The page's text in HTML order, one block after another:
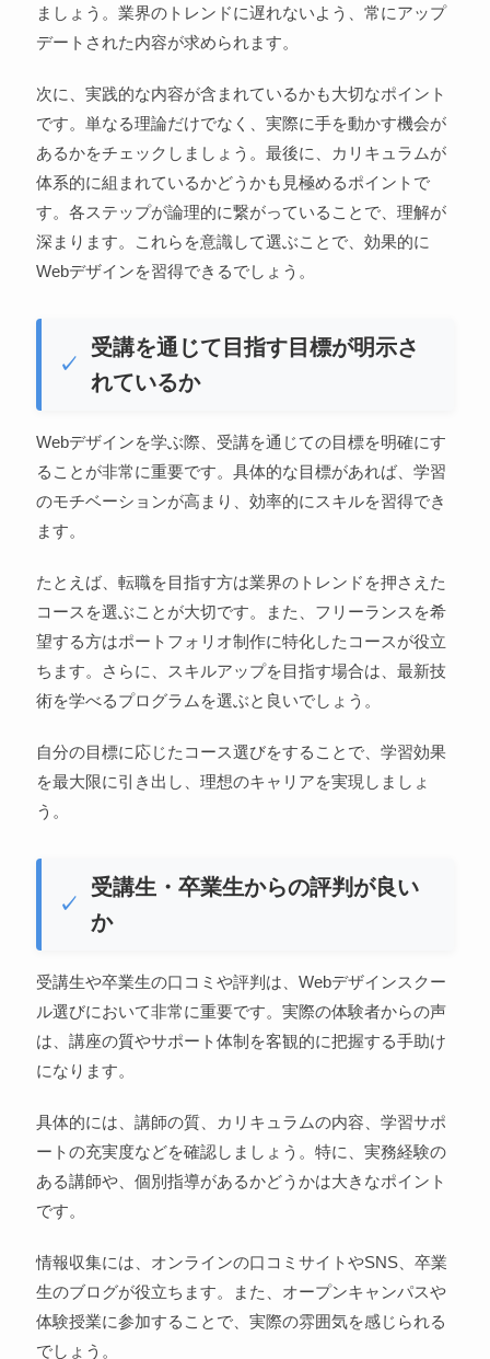
ましょう。業界のトレンドに遅れないよう、常にアップ
デートされた内容が求められます。
次に、実践的な内容が含まれているかも大切なポイント
です。単なる理論だけでなく、実際に手を動かす機会が
あるかをチェックしましょう。最後に、カリキュラムが
体系的に組まれているかどうかも見極めるポイントで
す。各ステップが論理的に繋がっていることで、理解が
深まります。これらを意識して選ぶことで、効果的に
Webデザインを習得できるでしょう。
受講を通じて目指す目標が明示さ
れているか
Webデザインを学ぶ際、受講を通じての目標を明確にす
ることが非常に重要です。具体的な目標があれば、学習
のモチベーションが高まり、効率的にスキルを習得でき
ます。
たとえば、転職を目指す方は業界のトレンドを押さえた
コースを選ぶことが大切です。また、フリーランスを希
望する方はポートフォリオ制作に特化したコースが役立
ちます。さらに、スキルアップを目指す場合は、最新技
術を学べるプログラムを選ぶと良いでしょう。
自分の目標に応じたコース選びをすることで、学習効果
を最大限に引き出し、理想のキャリアを実現しましょ
う。
受講生・卒業生からの評判が良い
か
受講生や卒業生の口コミや評判は、Webデザインスクー
ル選びにおいて非常に重要です。実際の体験者からの声
は、講座の質やサポート体制を客観的に把握する手助け
になります。
具体的には、講師の質、カリキュラムの内容、学習サポ
ートの充実度などを確認しましょう。特に、実務経験の
ある講師や、個別指導があるかどうかは大きなポイント
です。
情報収集には、オンラインの口コミサイトやSNS、卒業
生のブログが役立ちます。また、オープンキャンパスや
体験授業に参加することで、実際の雰囲気を感じられる
でしょう。